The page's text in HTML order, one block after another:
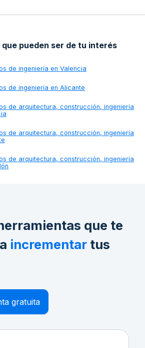
pueden ser de tu interés
de ingeniería en Valencia
de ingeniería en Alicante
de arquitectura, construcción, ingeniería
de arquitectura, construcción, ingeniería
de arquitectura, construcción, ingeniería
que te
incrementar tus
gratuita